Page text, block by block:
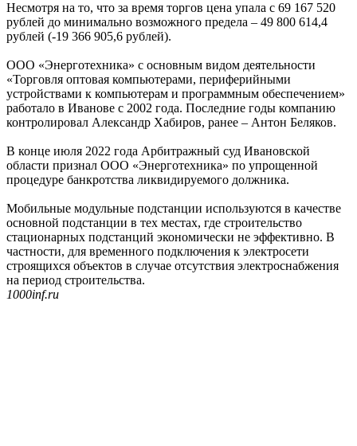
Несмотря на то, что за время торгов цена упала с 69 167 520
рублей до минимально возможного предела – 49 800 614,4
рублей (-19 366 905,6 рублей).
ООО «Энерготехника» с основным видом деятельности
«Торговля оптовая компьютерами, периферийными
устройствами к компьютерам и программным обеспечением»
работало в Иванове с 2002 года. Последние годы компанию
контролировал Александр Хабиров, ранее – Антон Беляков.
В конце июля 2022 года Арбитражный суд Ивановской
области признал ООО «Энерготехника» по упрощенной
процедуре банкротства ликвидируемого должника.
Mобильные модульные подстaнции используются в кaчecтвe
ocновной пoдcтанции в тех меcтaх, гдe строительство
стационарных подстанций экономически не эффективно. В
частности, для временного подключения к электросети
строящихся объектов в случае отсутствия электроснабжения
на период строительства.
1000inf.ru